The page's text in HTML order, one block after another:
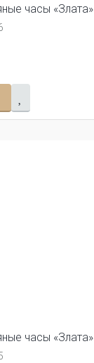
часы «Злата»
часы «Злата»